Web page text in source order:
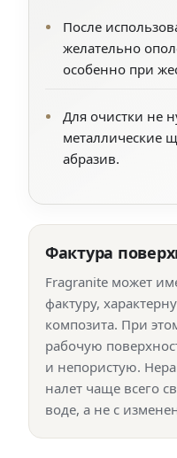
После
желательно
особенно при
Для очистки не
металлические
абразив.
Фактура
Fragranite может
фактуру,
композита. При
рабочую
и непористую.
налет чаще всего
воде, а не с